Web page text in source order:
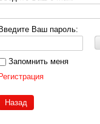
Введите Ваш пароль:
Запомнить меня
Регистрация
Назад